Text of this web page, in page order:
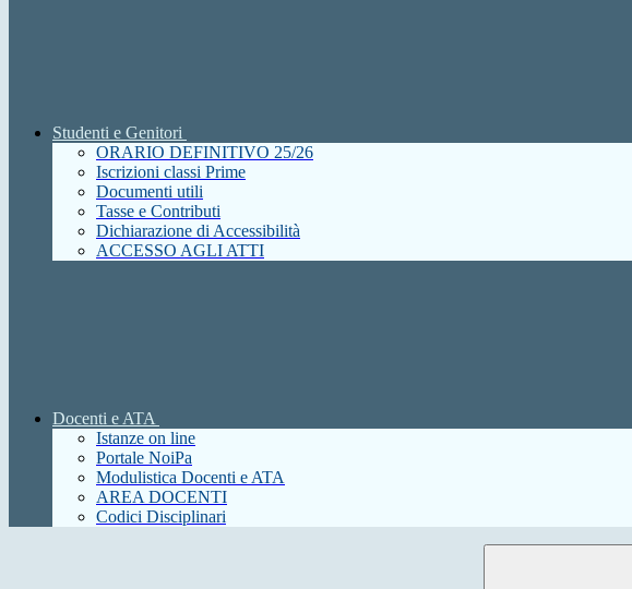
Studenti e Genitori
ORARIO DEFINITIVO 25/26
Iscrizioni classi Prime
Documenti utili
Tasse e Contributi
Dichiarazione di Accessibilità
ACCESSO AGLI ATTI
Docenti e ATA
Istanze on line
Portale NoiPa
Modulistica Docenti e ATA
AREA DOCENTI
Codici Disciplinari